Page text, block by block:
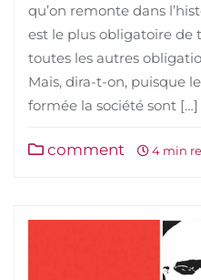
qu’on remonte dans
est le plus obligatoire de
toutes les autres
Mais, dira-t-on, puisque
formée la société sont […]
comment 4 min